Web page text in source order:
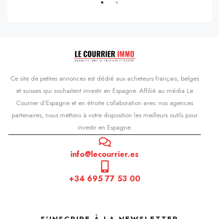
Ce site de petites annonces est dédié aux acheteurs français, belges
et suisses qui souhaitent investir en Espagne. Affilié au média Le
Courrier d'Espagne et en étroite collaboration avec nos agences
partenaires, nous mettons à votre disposition les meilleurs outils pour
investir en Espagne.
info@lecourrier.es
+34 695 77 53 00